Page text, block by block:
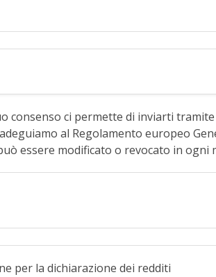
consenso ci permette di inviarti
al Regolamento europeo
essere modificato o revocato in ogni
per la dichiarazione dei redditi